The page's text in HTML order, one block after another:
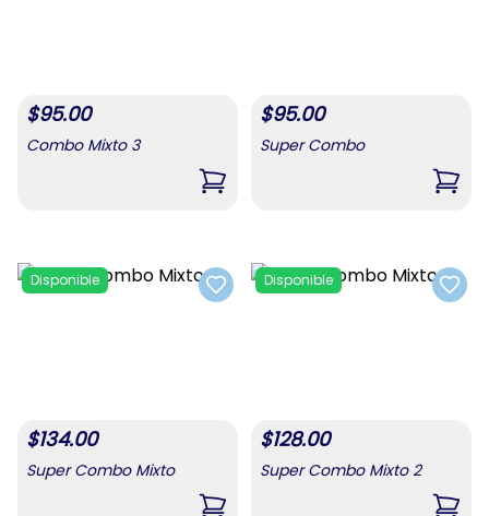
$95.00
Combo Mixto 3
,Combo Mixto 3
$95.00
Super Combo
,
Add to favorites
Disponible
$134.00
Super Combo Mixto
Add
Disponible
$128.00
Super Combo Mixto 2